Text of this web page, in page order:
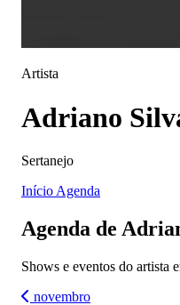
Artista
Adriano
Sertanejo
Início Agenda
Agenda de
Shows e eventos do artista
novembro